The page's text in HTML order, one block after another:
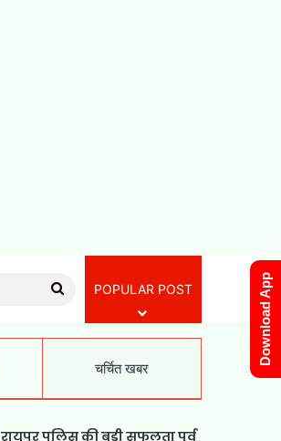
SearchPOPULAR POST
चर्चित खबर
रायपुर पुलिस की बड़ी सफलता पूर्व
Download App